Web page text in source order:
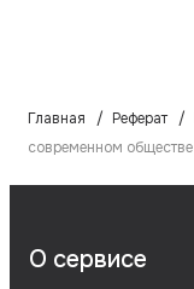
Главная Реферат
современном обществе
О сервисе